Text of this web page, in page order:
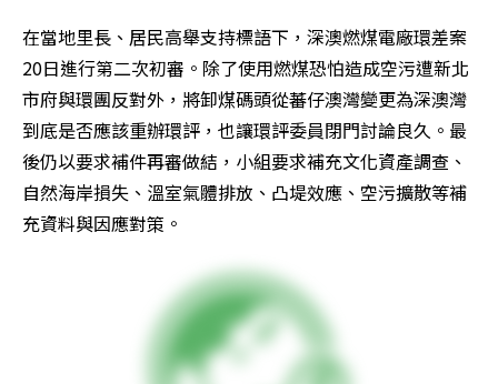
在當地里長、居民高舉支持標語下，深澳燃煤電廠環差案
20日進行第二次初審。除了使用燃煤恐怕造成空污遭新北
市府與環團反對外，將卸煤碼頭從蕃仔澳灣變更為深澳灣
到底是否應該重辦環評，也讓環評委員閉門討論良久。最
後仍以要求補件再審做結，小組要求補充文化資產調查、
自然海岸損失、溫室氣體排放、凸堤效應、空污擴散等補
充資料與因應對策。